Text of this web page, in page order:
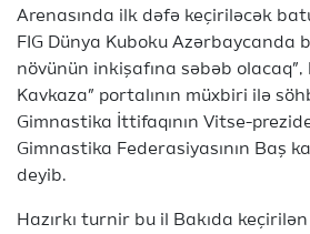
Arenasında ilk dəfə keçiriləcək
FIG Dünya Kuboku Azərbaycanda
növünün inkişafına səbəb olacaq”,
Kavkaza” portalının müxbiri ilə
Gimnastika İttifaqının Vitse-
Gimnastika Federasiyasının Baş
deyib.
Hazırkı turnir bu il Bakıda